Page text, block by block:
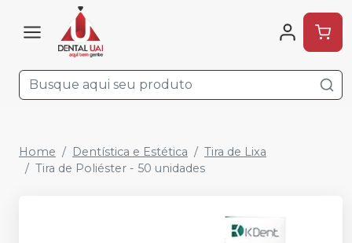
Home Dentística e Estética
Tira de Lixa
Tira de Poliéster - 50 unidades